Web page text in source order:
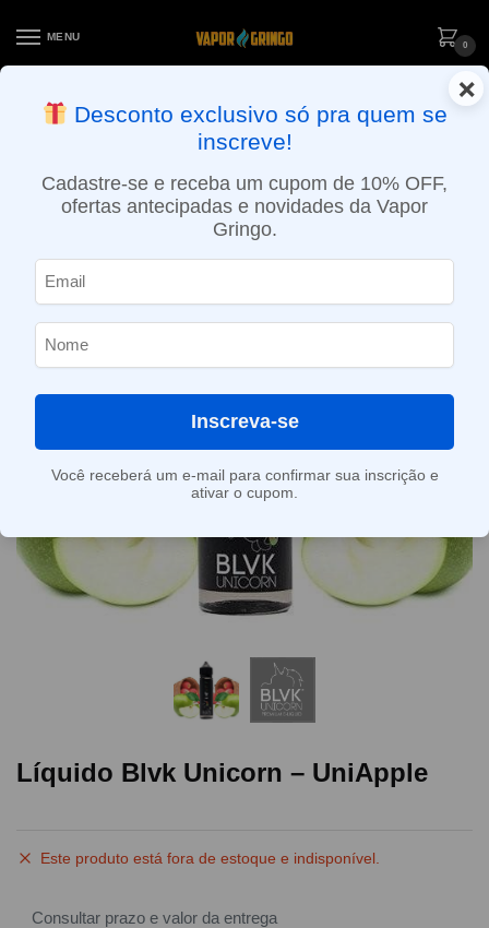
MENU
0
ENTREGA NO MESMO DIA EM SÃO PAULO (SEG A SEX): PEDIDOS
APROVADOS ATÉ 15:30 VIA MOTOBOY
Líquido Blvk Unicorn – UniApple
Este produto está fora de estoque e indisponível.
Consultar prazo e valor da entrega
×
Desconto exclusivo só pra quem se
inscreve!
Cadastre-se e receba um cupom de 10% OFF,
ofertas antecipadas e novidades da Vapor
Gringo.
Inscreva-se
Você receberá um e-mail para confirmar sua inscrição e
ativar o cupom.